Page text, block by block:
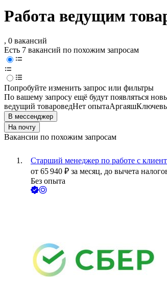
Работа ведущим
, 0 вакансий
Есть 7 вакансий по похожим запросам
Попробуйте изменить запрос или фильтры
По вашему запросу ещё будут появляться
ведущий товароведНет опытаАргаяш
В мессенджер
На почту
Вакансии по похожим запросам
Старший менеджер по работе с
от 65 940 ₽ за месяц, до вычета
Без опыта